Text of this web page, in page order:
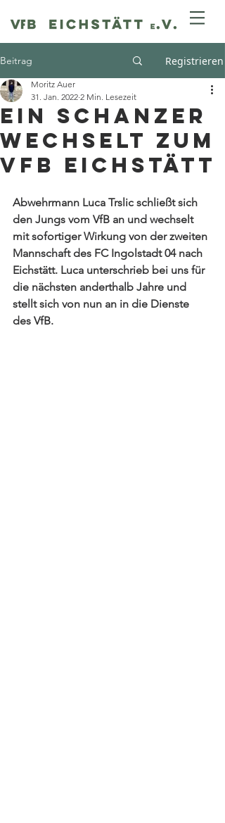
Beitrag Registrieren
Ein Schanzer
wechselt zum
VfB Eichstätt
Moritz Auer
31. Jan. 2022 2 Min. Lesezeit
Abwehrmann Luca Trslic schließt sich
den Jungs vom VfB an und wechselt
mit sofortiger Wirkung von der zweiten
Mannschaft des FC Ingolstadt 04 nach
Eichstätt. Luca unterschrieb bei uns für
die nächsten anderthalb Jahre und
stellt sich von nun an in die Dienste
des VfB.